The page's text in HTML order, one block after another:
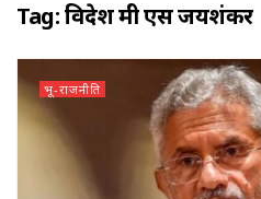
Tag:विदेश मंत्री एस जयशंकर
भू-राजनीति